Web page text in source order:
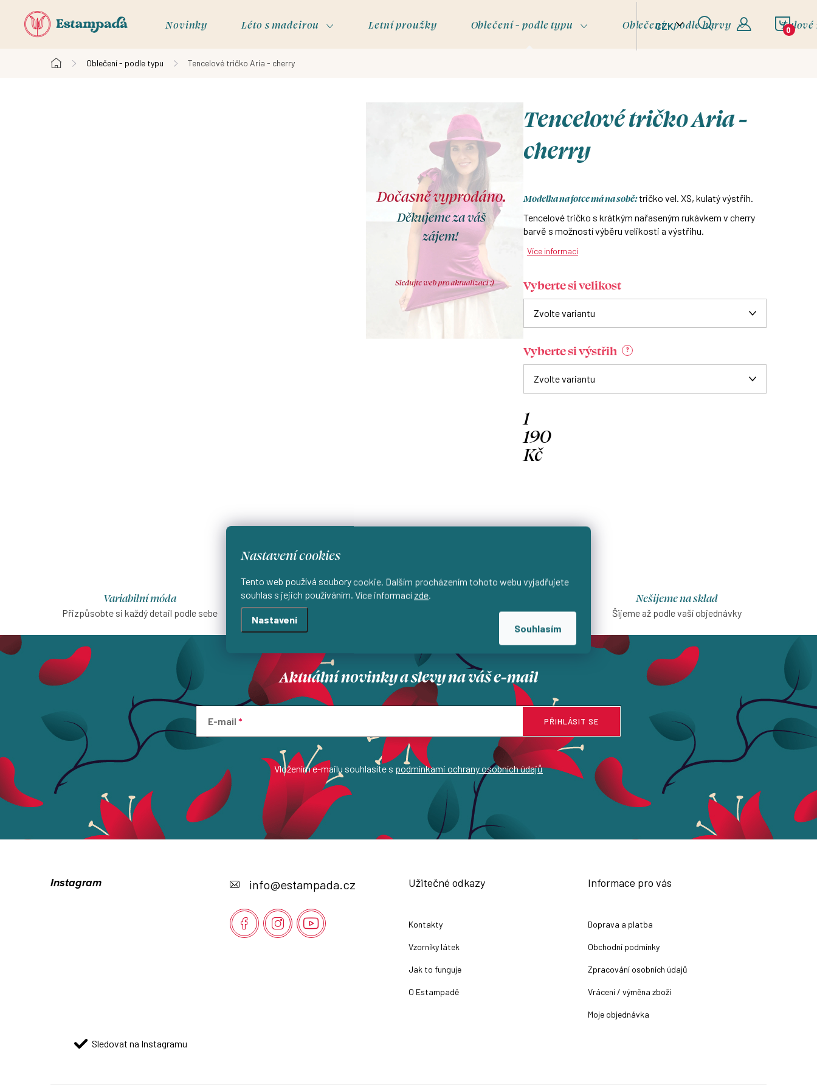
Nastavení cookies
Tento web používá soubory cookie. Dalším procházením tohoto webu vyjadřujete
souhlas s jejich používáním. Více informací zde.
Nastavení
Souhlasím
CZK
Novinky Léto s madeirou Letní proužky Oblečení - podle typu Oblečení - podle barvy
Domů
Oblečení - podle typu Tencelové tričko Aria - cherry
Tencelové tričko Aria -
cherry
Modelka na fotce má na sobě:tričko vel. XS, kulatý výstřih.
Tencelové tričko s krátkým nařaseným rukávkem v cherry
barvě s možností výběru velikosti a výstřihu.
Více informací
Vyberte si velikost
Vyberte si výstřih ?
1
190
Kč
Variabilní móda
Přizpůsobte si každý detail podle sebe
Lokální výroba
Šijeme lokálně s důrazem na kvalitu
Materiály, které si zamilujete na první
Nešijeme na sklad
Šijeme až podle vaší objednávky
Aktuální novinky a slevy na váš e-mail
E-mail
Vložením e-mailu souhlasíte s podmínkami ochrany osobních údajů
PŘIHLÁSIT SE
Instagram
Sledovat na Instagramu
info@estampada.cz Užitečné odkazy
Kontakty
Vzorníky látek
Jak to funguje
O Estampadě
Informace pro vás
Doprava a platba
Obchodní podmínky
Zpracování osobních údajů
Vrácení / výměna zboží
Moje objednávka